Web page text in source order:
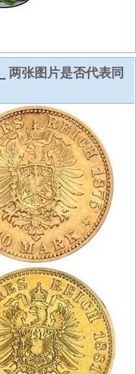
两张图片是否代表同